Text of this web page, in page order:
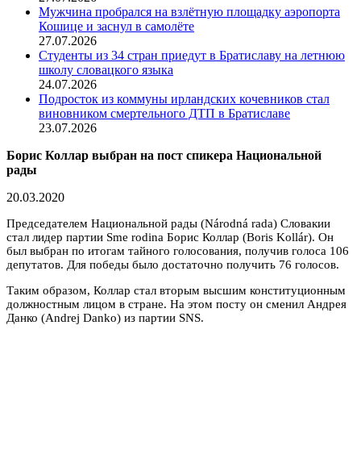
Мужчина пробрался на взлётную площадку аэропорта
Кошице и заснул в самолёте
27.07.2026
Студенты из 34 стран приедут в Братиславу на летнюю
школу словацкого языка
24.07.2026
Подросток из коммуны ирландских кочевников стал
виновником смертельного ДТП в Братиславе
23.07.2026
Борис Коллар выбран на пост спикера Национальной
рады
20.03.2020
Председателем Национальной рады (Národná rada) Словакии
стал лидер партии Sme rodina Борис Коллар (Boris Kollár). Он
был выбран по итогам тайного голосования, получив голоса 106
депутатов. Для победы было достаточно получить 76 голосов.
Таким образом, Коллар стал вторым высшим конституционным
должностным лицом в стране. На этом посту он сменил Андрея
Данко (Andrej Danko) из партии SNS.